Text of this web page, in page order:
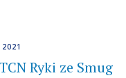
Ryki ze Smug